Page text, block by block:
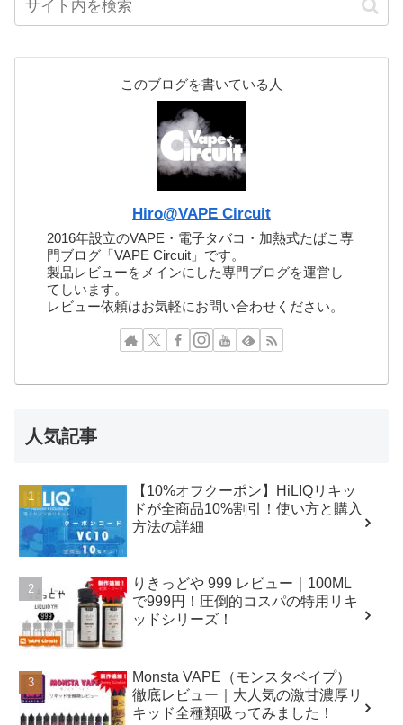
このブログを書いている人
Hiro@VAPE Circuit
2016年設立のVAPE・電子タバコ・加熱式たばこ専
門ブログ「VAPE Circuit」です。
製品レビューをメインにした専門ブログを運営し
てしいます。
レビュー依頼はお気軽にお問い合わせください。
人気記事
【10%オフクーポン】HiLIQリキッ
ドが全商品10%割引！使い方と購入
方法の詳細
りきっどや 999 レビュー｜100ML
で999円！圧倒的コスパの特用リキ
ッドシリーズ！
Monsta VAPE（モンスタベイプ）
徹底レビュー｜大人気の激甘濃厚リ
キッド全種類吸ってみました！